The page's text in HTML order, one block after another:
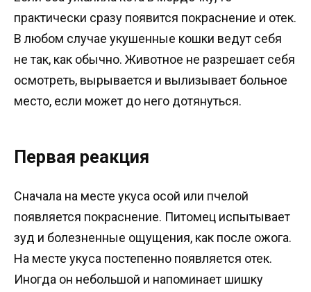
практически сразу появится покраснение и отек.
В любом случае укушенные кошки ведут себя
не так, как обычно. Животное не разрешает себя
осмотреть, вырывается и вылизывает больное
место, если может до него дотянуться.
Первая реакция
Сначала на месте укуса осой или пчелой
появляется покраснение. Питомец испытывает
зуд и болезненные ощущения, как после ожога.
На месте укуса постепенно появляется отек.
Иногда он небольшой и напоминает шишку